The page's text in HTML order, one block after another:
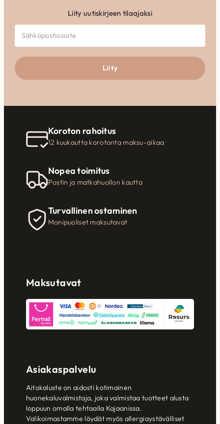
Liity uutiskirjeen tilaajaksi
Liity
Koroton rahoitus
12 kuukautta korotonta maksu-aikaa
Nopea toimitus
Postin ja matkahuollon kautta
Turvallinen ostaminen
Monipuoliset maksutavat
Maksutavat
Asiakaspalvelu
Aitokaluste on aidosti kotimainen
huonekaluvalmistaja, joka valmistaa tuotteet alusta
loppuun omalla tehtaalla Kajaanissa.
Valikoimastamme löydät myös allergiaystävälliset